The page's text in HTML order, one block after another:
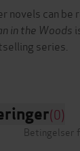
novels can be
in the Woods
series.
(0)
Betingelser